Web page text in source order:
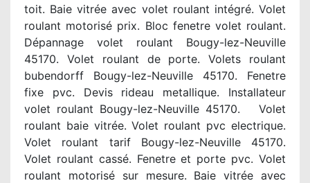
toit. Baie vitrée avec volet roulant intégré. Volet
roulant motorisé prix. Bloc fenetre volet roulant.
Dépannage volet roulant Bougy-lez-Neuville
45170. Volet roulant de porte. Volets roulant
bubendorff Bougy-lez-Neuville 45170. Fenetre
fixe pvc. Devis rideau metallique. Installateur
volet roulant Bougy-lez-Neuville 45170. Volet
roulant baie vitrée. Volet roulant pvc electrique.
Volet roulant tarif Bougy-lez-Neuville 45170.
Volet roulant cassé. Fenetre et porte pvc. Volet
roulant motorisé sur mesure. Baie vitrée avec